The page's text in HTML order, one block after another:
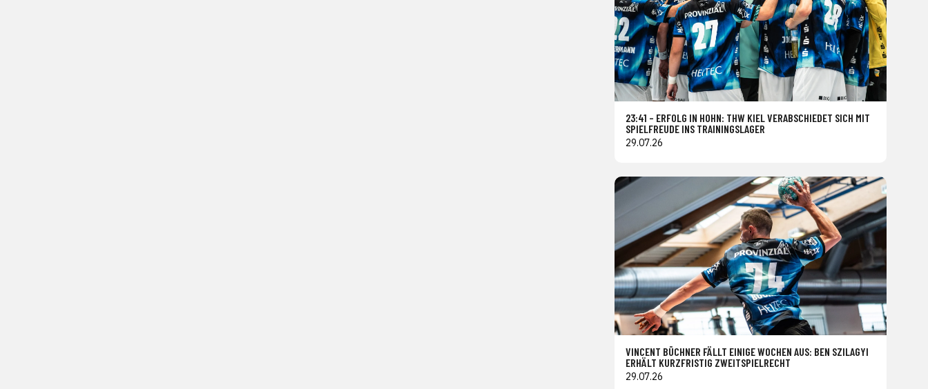
23:41 – ERFOLG IN HOHN: THW KIEL VERABSCHIEDET SICH MIT
SPIELFREUDE INS TRAININGSLAGER
29.07.26
VINCENT BÜCHNER FÄLLT EINIGE WOCHEN AUS: BEN SZILAGYI
ERHÄLT KURZFRISTIG ZWEITSPIELRECHT
29.07.26